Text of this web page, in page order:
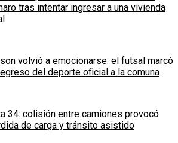
tras intentar ingresar a una vivienda
volvió a emocionarse: el futsal marcó
del deporte oficial a la comuna
34: colisión entre camiones provocó
de carga y tránsito asistido